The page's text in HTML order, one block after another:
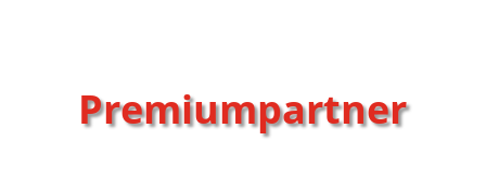
Premiumpartner